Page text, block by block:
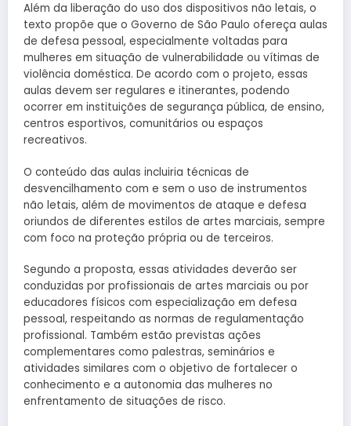
Além da liberação do uso dos dispositivos não letais, o
texto propõe que o Governo de São Paulo ofereça aulas
de defesa pessoal, especialmente voltadas para
mulheres em situação de vulnerabilidade ou vítimas de
violência doméstica. De acordo com o projeto, essas
aulas devem ser regulares e itinerantes, podendo
ocorrer em instituições de segurança pública, de ensino,
centros esportivos, comunitários ou espaços
recreativos.
O conteúdo das aulas incluiria técnicas de
desvencilhamento com e sem o uso de instrumentos
não letais, além de movimentos de ataque e defesa
oriundos de diferentes estilos de artes marciais, sempre
com foco na proteção própria ou de terceiros.
Segundo a proposta, essas atividades deverão ser
conduzidas por profissionais de artes marciais ou por
educadores físicos com especialização em defesa
pessoal, respeitando as normas de regulamentação
profissional. Também estão previstas ações
complementares como palestras, seminários e
atividades similares com o objetivo de fortalecer o
conhecimento e a autonomia das mulheres no
enfrentamento de situações de risco.